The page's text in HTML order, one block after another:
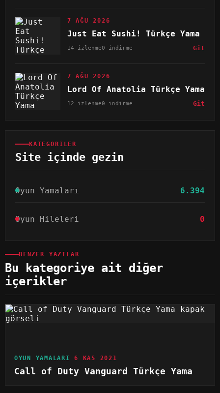
7 AĞU 2026
Just Eat Sushi! Türkçe Yama
14 izlenme0 indirme Git
7 AĞU 2026
Lord Of Anatolia Türkçe Yama
12 izlenme0 indirme Git
KATEGORILER
Site içinde gezin
Oyun Yamaları 6.394
Oyun Hileleri 0
BENZER YAZILAR
Bu kategoriye ait diğer
içerikler
OYUN YAMALARI 6 KAS 2021
Call of Duty Vanguard Türkçe Yama